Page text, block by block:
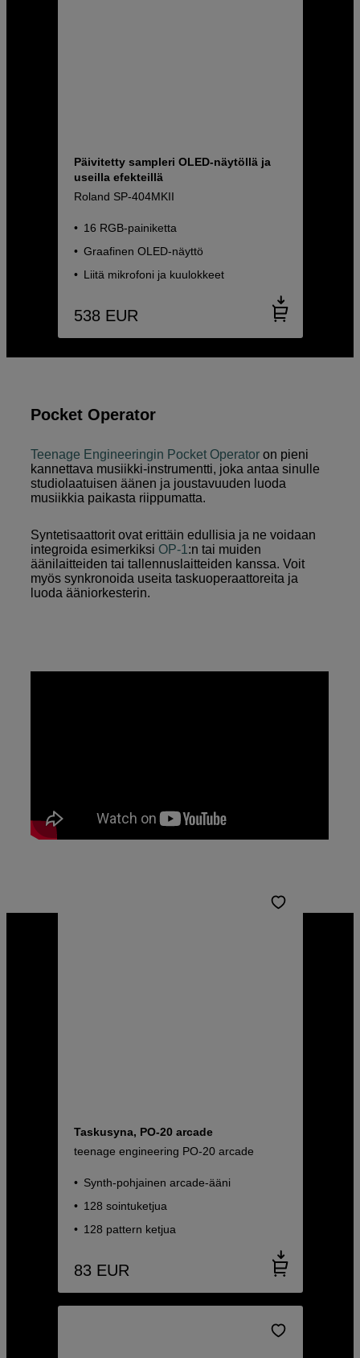
Päivitetty sampleri OLED-näytöllä ja
useilla efekteillä
Roland SP-404MKII
16 RGB-painiketta
Graafinen OLED-näyttö
Liitä mikrofoni ja kuulokkeet
538 EUR
Pocket Operator
Teenage Engineeringin Pocket Operator on pieni
kannettava musiikki-instrumentti, joka antaa sinulle
studiolaatuisen äänen ja joustavuuden luoda
musiikkia paikasta riippumatta.
Syntetisaattorit ovat erittäin edullisia ja ne voidaan
integroida esimerkiksi OP-1 :n tai muiden
äänilaitteiden tai tallennuslaitteiden kanssa. Voit
myös synkronoida useita taskuoperaattoreita ja
luoda ääniorkesterin.
Taskusyna, PO-20 arcade
teenage engineering PO-20 arcade
Synth-pohjainen arcade-ääni
128 sointuketjua
128 pattern ketjua
83 EUR